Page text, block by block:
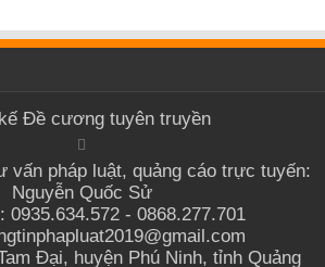
Đề cương tuyên truyền
vấn pháp luật, quảng cáo trực tuyến:
Nguyễn Quốc Sử
0935.634.572 - 0868.277.701
Đại, huyện Phú Ninh, tỉnh Quảng